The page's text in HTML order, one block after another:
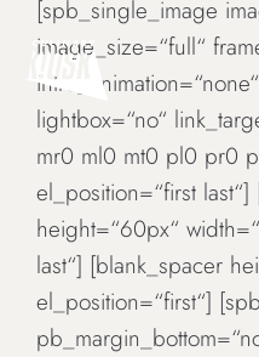
content
[spb_single_image
image_size=“full“
lightbox=“no“
mr0 ml0 mt0 pl0 pr0
el_position=“first
height=“60px“
last“] [blank_spacer
el_position=“first“]